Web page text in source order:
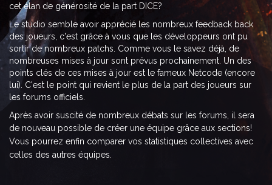
cet élan de générosité de la part DICE?
Le studio semble avoir apprécié les nombreux feedback back
des joueurs, c'est grâce à vous que les développeurs ont pu
sortir de nombreux patchs. Comme vous le savez déjà, de
nombreuses mises à jour sont prévus prochainement. Un des
points clés de ces mises à jour est le fameux Netcode (encore
lui). C'est le point qui revient le plus de la part des joueurs sur
les forums officiels.
Après avoir suscité de nombreux débats sur les forums, il sera
de nouveau possible de créer une équipe grâce aux sections!
Vous pourrez enfin comparer vos statistiques collectives avec
celles des autres équipes.